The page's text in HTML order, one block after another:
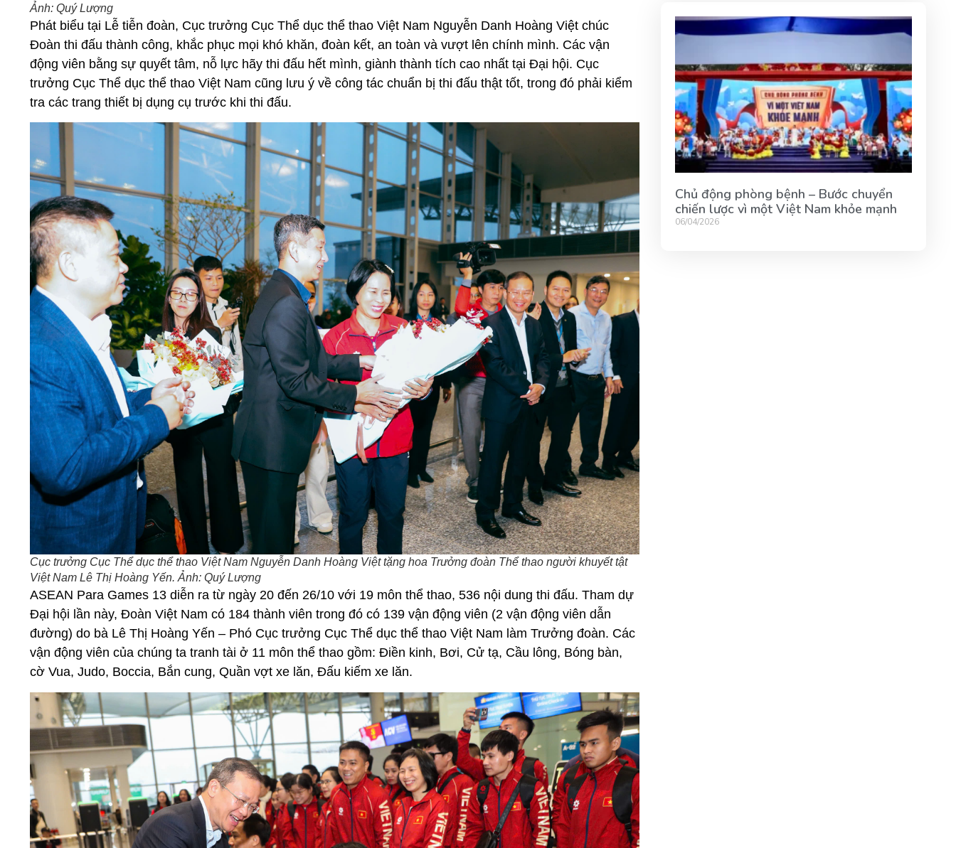
Ảnh: Quý Lượng
Phát biểu tại Lễ tiễn đoàn, Cục trưởng Cục Thể dục thể thao Việt Nam Nguyễn Danh Hoàng Việt chúc
Đoàn thi đấu thành công, khắc phục mọi khó khăn, đoàn kết, an toàn và vượt lên chính mình. Các vận
động viên bằng sự quyết tâm, nỗ lực hãy thi đấu hết mình, giành thành tích cao nhất tại Đại hội. Cục
trưởng Cục Thể dục thể thao Việt Nam cũng lưu ý về công tác chuẩn bị thi đấu thật tốt, trong đó phải kiểm
tra các trang thiết bị dụng cụ trước khi thi đấu.
Cục trưởng Cục Thể dục thể thao Việt Nam Nguyễn Danh Hoàng Việt tặng hoa Trưởng đoàn Thể thao người khuyết tật
Việt Nam Lê Thị Hoàng Yến. Ảnh: Quý Lượng
ASEAN Para Games 13 diễn ra từ ngày 20 đến 26/10 với 19 môn thể thao, 536 nội dung thi đấu. Tham dự
Đại hội lần này, Đoàn Việt Nam có 184 thành viên trong đó có 139 vận động viên (2 vận động viên dẫn
đường) do bà Lê Thị Hoàng Yến – Phó Cục trưởng Cục Thể dục thể thao Việt Nam làm Trưởng đoàn. Các
vận động viên của chúng ta tranh tài ở 11 môn thể thao gồm: Điền kinh, Bơi, Cử tạ, Cầu lông, Bóng bàn,
cờ Vua, Judo, Boccia, Bắn cung, Quần vợt xe lăn, Đấu kiếm xe lăn.
Chủ động phòng bệnh – Bước chuyển
chiến lược vì một Việt Nam khỏe mạnh
06/04/2026